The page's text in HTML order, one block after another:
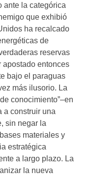
ante la categórica
que exhibió
ha recalcado
de
reservas
apostado entonces
bajo el paraguas
más ilusorio. La
conocimiento”–en
a construir una
sin negar la
materiales y
estratégica
a largo plazo. La
la nueva